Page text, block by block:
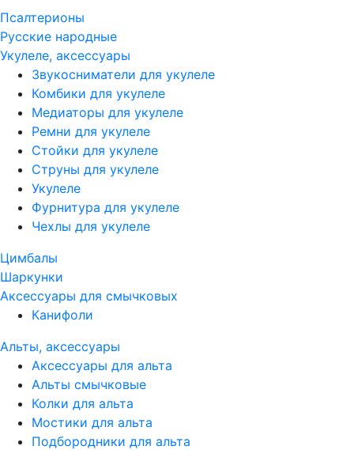
Псалтерионы
Русские народные
Укулеле, аксессуары
Звукосниматели для укулеле
Комбики для укулеле
Медиаторы для укулеле
Ремни для укулеле
Стойки для укулеле
Струны для укулеле
Укулеле
Фурнитура для укулеле
Чехлы для укулеле
Цимбалы
Шаркунки
Аксессуары для смычковых
Канифоли
Альты, аксессуары
Аксессуары для альта
Альты смычковые
Колки для альта
Мостики для альта
Подбородники для альта